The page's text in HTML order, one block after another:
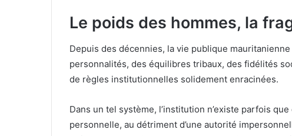
Le poids des hommes, la
Depuis des décennies, la vie publique
personnalités, des équilibres tribaux, des fidélités
de règles institutionnelles solidement enracinées.
Dans un tel système, l’institution n’existe parfois
personnelle, au détriment d’une autorité